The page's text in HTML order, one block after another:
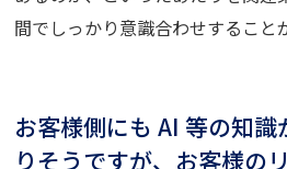
間でしっかり意識合わせすること
お客様側にも AI 等の知
りそうですが、お客様の